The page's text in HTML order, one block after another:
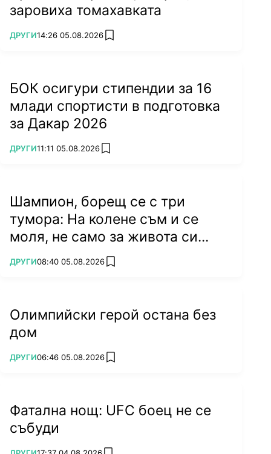
заровиха томахавката
ПОВЕЧЕ ОТ
ДРУГИ14:26 05.08.2026 add favorites
БОК осигури стипендии за 16
млади спортисти в подготовка
за Дакар 2026
ПОВЕЧЕ ОТ
ДРУГИ11:11 05.08.2026 add favorites
Шампион, борещ се с три
тумора: На колене съм и се
моля, не само за живота си...
ПОВЕЧЕ ОТ
ДРУГИ08:40 05.08.2026 add favorites
Олимпийски герой остана без
дом
ПОВЕЧЕ ОТ
ДРУГИ06:46 05.08.2026 add favorites
Фатална нощ: UFC боец не се
събуди